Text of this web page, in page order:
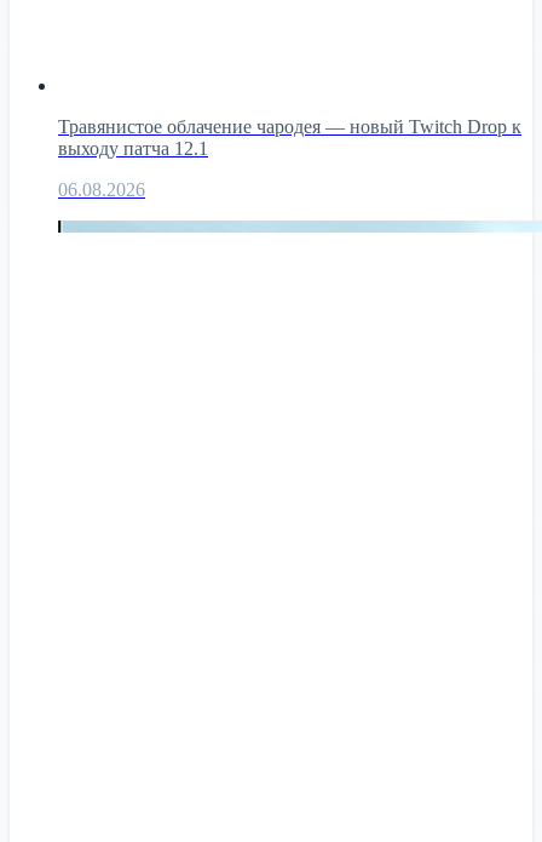
Травянистое облачение чародея — новый Twitch Drop к
выходу патча 12.1
06.08.2026